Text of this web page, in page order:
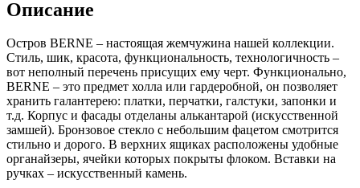
Описание
Остров BERNE – настоящая жемчужина нашей коллекции.
Стиль, шик, красота, функциональность, технологичность –
вот неполный перечень присущих ему черт. Функционально,
BERNE – это предмет холла или гардеробной, он позволяет
хранить галантерею: платки, перчатки, галстуки, запонки и
т.д. Корпус и фасады отделаны алькантарой (искусственной
замшей). Бронзовое стекло с небольшим фацетом смотрится
стильно и дорого. В верхних ящиках расположены удобные
органайзеры, ячейки которых покрыты флоком. Вставки на
ручках – искусственный камень.